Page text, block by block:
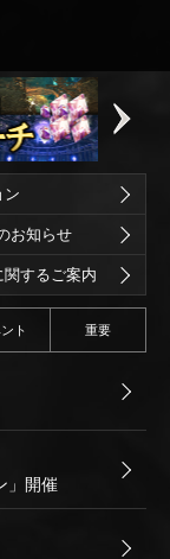
ン
お知らせ
するご案内
ト 重要
」開催